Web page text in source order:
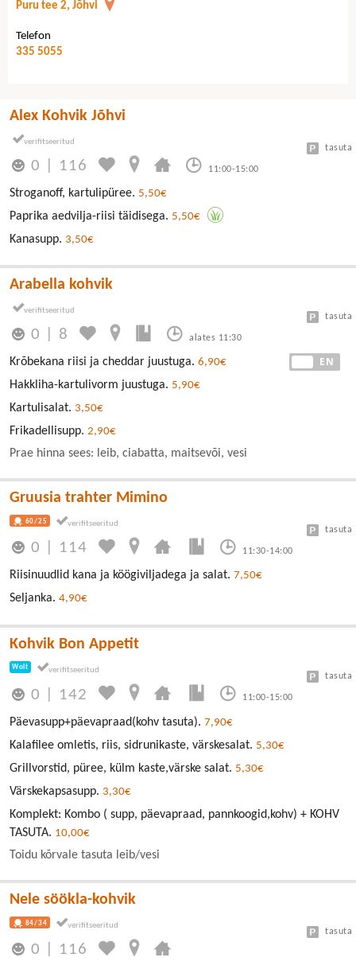
Puru tee 2, Jõhvi
Telefon
335 5055
Alex Kohvik Jõhvi
0 116 11:00-15:00
tasuta
Stroganoff, kartulipüree. 5,50€
Paprika aedvilja-riisi täidisega. 5,50€
Kanasupp. 3,50€
Arabella kohvik
0 8 alates 11:30
tasuta
EN
Krõbekana riisi ja cheddar juustuga. 6,90€
Hakkliha-kartulivorm juustuga. 5,90€
Kartulisalat. 3,50€
Frikadellisupp. 2,90€
Prae hinna sees: leib, ciabatta, maitsevõi, vesi
Gruusia trahter Mimino
60/25
0 114 11:30-14:00
tasuta
Riisinuudlid kana ja köögiviljadega ja salat. 7,50€
Seljanka. 4,90€
Kohvik Bon Appetit
Wolt
0 142 11:00-15:00
tasuta
Päevasupp+päevapraad(kohv tasuta). 7,90€
Kalafilee omletis, riis, sidrunikaste, värskesalat. 5,30€
Grillvorstid, püree, külm kaste,värske salat. 5,30€
Värskekapsasupp. 3,30€
Komplekt: Kombo ( supp, päevapraad, pannkoogid,kohv) + KOHV
TASUTA. 10,00€
Toidu kõrvale tasuta leib/vesi
Nele söökla-kohvik
84/34
0 116
tasuta